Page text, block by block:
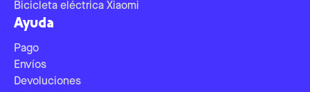
Bicicleta eléctrica Xiaomi
Ayuda
Pago
Envíos
Devoluciones